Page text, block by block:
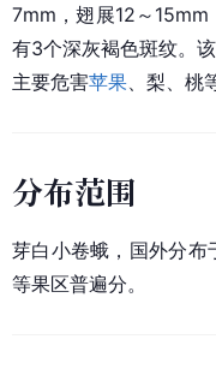
7mm，翅展12～
有3个深灰褐色斑纹。
主要危害苹果 、梨、
分布范围
芽白小卷蛾，国外分布
等果区普遍分。